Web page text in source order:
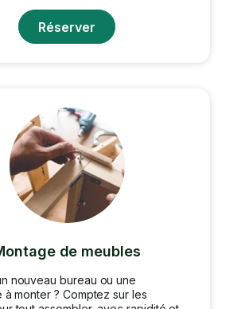
Réserver
de meubles
nouveau bureau ou une
monter ? Comptez sur les